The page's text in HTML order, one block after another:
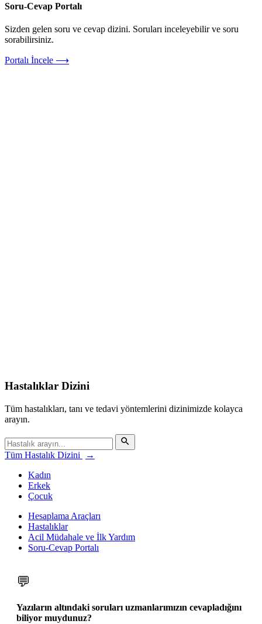
Soru-Cevap Portalı
Sizden gelen soru ve cevap dizini. Soruları inceleyebilir ve soru
sorabilirsiniz.
Portalı İncele ⟶
Hastalıklar Dizini
Tüm hastalıkları, tanı ve tedavi yöntemlerini dizinimizde kolayca
arayın.
Tüm Hastalık Dizini
→
Kadın
Erkek
Çocuk
Hesaplama Araçları
Hastalıklar
Acil Müdahale ve İlk Yardım
Soru-Cevap Portalı
💬
Yazıların altındaki soruları uzmanlarımızın cevapladığını
biliyor muydunuz?